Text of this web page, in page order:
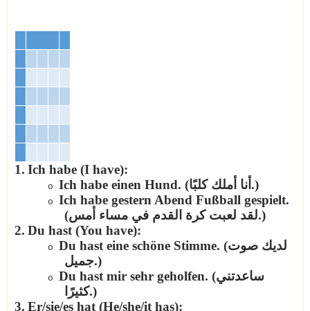
1. Ich habe (I have):
o Ich habe einen Hund. (أنا أملك كلبًا .)
o Ich habe gestern Abend Fußball gespielt.
(لقد لعبت كرة القدم في مساء أمس.)
2. Du hast (You have):
o Du hast eine schöne Stimme. (لديك صوت
جميل.)
o Du hast mir sehr geholfen. (ساعدتني
كثيرًا.)
3. Er/sie/es hat (He/she/it has):